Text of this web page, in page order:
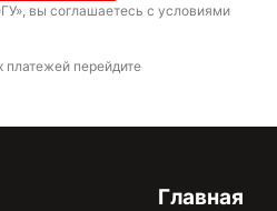
вы соглашаетесь с условиями
перейдите
Главная